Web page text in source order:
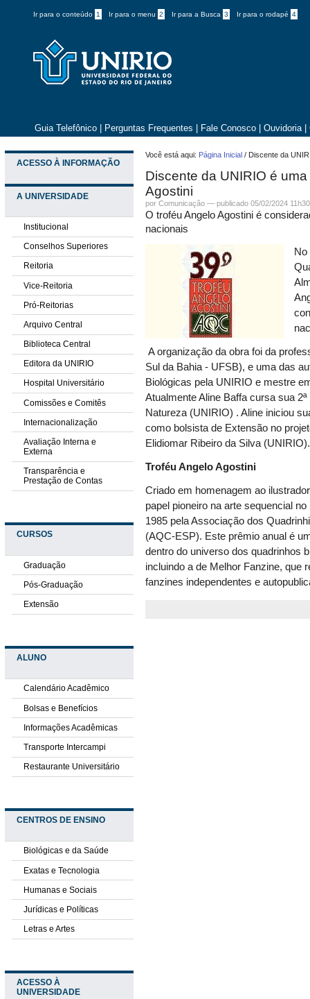
Ir para o conteúdo 1 Ir para o menu 2 Ir para a Busca 3 Ir para o rodapé 4
Guia Telefônico Perguntas Frequentes Fale Conosco Ouvidoria
ACESSO À INFORMAÇÃO
A UNIVERSIDADE
Institucional
Conselhos Superiores
Reitoria
Vice-Reitoria
Pró-Reitorias
Arquivo Central
Biblioteca Central
Editora da UNIRIO
Hospital Universitário
Comissões e Comitês
Internacionalização
Avaliação Interna e
Externa
Transparência e
Prestação de Contas
CURSOS
Graduação
Pós-Graduação
Extensão
ALUNO
Calendário Acadêmico
Bolsas e Benefícios
Informações Acadêmicas
Transporte Intercampi
Restaurante Universitário
CENTROS DE ENSINO
Biológicas e da Saúde
Exatas e Tecnologia
Humanas e Sociais
Jurídicas e Políticas
Letras e Artes
ACESSO À
UNIVERSIDADE
Você está aqui: Página Inicial / Discente da
Discente da UNIRIO é
Agostini
porComunicação —publicado 05/02/2024
O troféu Angelo Agostini é
nacionais
No
A organização da obra foi da
Sul da Bahia - UFSB), e uma das
Biológicas pela UNIRIO e mestre
Atualmente Aline Baffa cursa sua
Natureza (UNIRIO) . Aline iniciou
como bolsista de Extensão no
Elidiomar Ribeiro da Silva (UNIRIO).
Troféu Angelo Agostini
Criado em homenagem ao
papel pioneiro na arte sequencial
1985 pela Associação dos
(AQC-ESP). Este prêmio anual é
dentro do universo dos quadrinhos
incluindo a de Melhor Fanzine, que
fanzines independentes e